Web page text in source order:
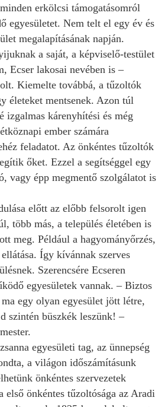
erkölcsi támogatásomról
egyesületet. Nem telt el egy év és
megalapításának napján.
a saját, a képviselő-testület
Ecser lakosai nevében is –
Kiemelte továbbá, a tűzoltók
életeket mentsenek. Azon túl
izgalmas kárenyhítési és még
ember számára
feladatot. Az önkéntes tűzoltók
őket. Ezzel a segítséggel egy
vagy épp megmentő szolgálatot is
előtt az előbb felsorolt igen
több más, a település életében is
meg. Például a hagyományőrzés,
Így kívánnak szerves
Szerencsére Ecseren
egyesületek vannak. – Biztos
egy olyan egyesület jött létre,
szintén büszkék leszünk! –
egyesületi tag, az ünnepség
a világon időszámításunk
önkéntes szervezetek
első önkéntes tűzoltósága az Aradi